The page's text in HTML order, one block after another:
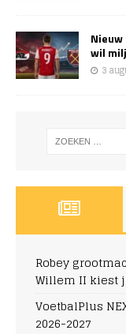
wil
3
Robey
Willem II kiest
VoetbalPlus
2026-2027